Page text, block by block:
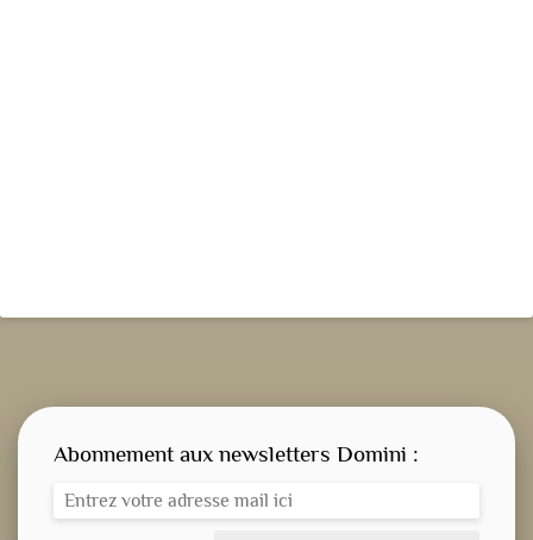
Abonnement aux newsletters Domini :